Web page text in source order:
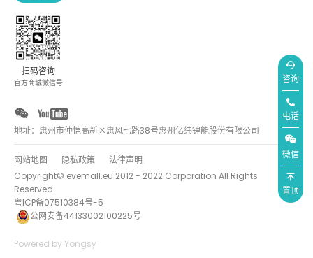
扫码咨询
官方商城微信号
地址：惠州市仲恺高新区惠风七路38号惠州亿纬锂能股份有限公司
Copyright© evemall.eu 2012 - 2022 Corporation All Rights
Reserved
粤ICP备07510384号-5
公网安备44133002100225号
Powered by Yongsy
网站地图 隐私政策 法律声明
咨询
电话
微信
置顶